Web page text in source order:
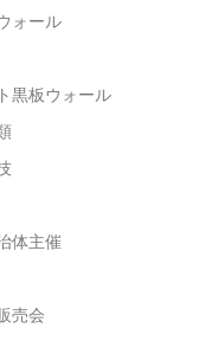
ォール
黒板ウォール
体主催
売会